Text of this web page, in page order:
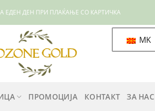
ЕДЕН ДЕН ПРИ ПЛАЌАЊЕ СО КАРТИЧКА
MK
ПРОМОЦИЈА КОНТАКТ ЗА НАС